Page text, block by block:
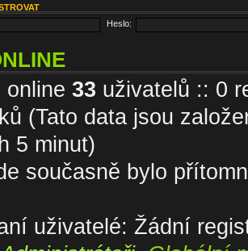
Heslo:
online 33 uživatelů :: 0
(Tato data jsou
5 minut)
současně bylo
uživatelé: Žádní